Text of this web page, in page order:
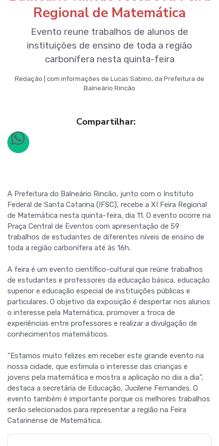
Regional de Matemática
Evento reune trabalhos de alunos de
instituições de ensino de toda a região
carbonífera nesta quinta-feira
Redação | com informações de Lucas Sabino, da Prefeitura de
Balneário Rincão
Compartilhar:
A Prefeitura do Balneário Rincão, junto com o Instituto
Federal de Santa Catarina (IFSC), recebe a XI Feira Regional
de Matemática nesta quinta-feira, dia 11. O evento ocorre na
Praça Central de Eventos com apresentação de 59
trabalhos de estudantes de diferentes níveis de ensino de
toda a região carbonífera até às 16h.
A feira é um evento científico-cultural que reúne trabalhos
de estudantes e professores da educação básica, educação
superior e educação especial de instituições públicas e
particulares. O objetivo da exposição é despertar nos alunos
o interesse pela Matemática, promover a troca de
experiências entre professores e realizar a divulgação de
conhecimentos matemáticos.
“Estamos muito felizes em receber este grande evento na
nossa cidade, que estimula o interesse das crianças e
jovens pela matemática e mostra a aplicação no dia a dia”,
destaca a secretária de Educação, Jucilene Fernandes. O
evento também é importante porque os melhores trabalhos
serão selecionados para representar a região na Feira
Catarinense de Matemática.